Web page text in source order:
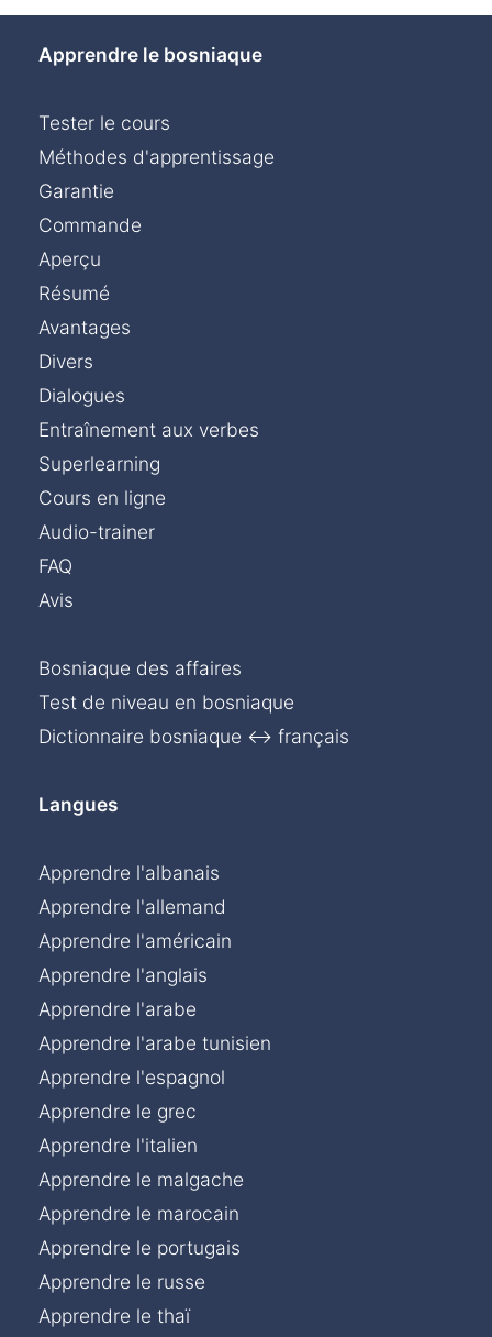
Apprendre le bosniaque
Tester le cours
Méthodes d'apprentissage
Garantie
Commande
Aperçu
Résumé
Avantages
Divers
Dialogues
Entraînement aux verbes
Superlearning
Cours en ligne
Audio-trainer
FAQ
Avis
Bosniaque des affaires
Test de niveau en bosniaque
Dictionnaire bosniaque ↔ français
Langues
Apprendre l'albanais
Apprendre l'allemand
Apprendre l'américain
Apprendre l'anglais
Apprendre l'arabe
Apprendre l'arabe tunisien
Apprendre l'espagnol
Apprendre le grec
Apprendre l'italien
Apprendre le malgache
Apprendre le marocain
Apprendre le portugais
Apprendre le russe
Apprendre le thaï